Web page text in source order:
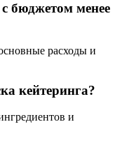
бюджетом менее
расходы и
кейтеринга?
и